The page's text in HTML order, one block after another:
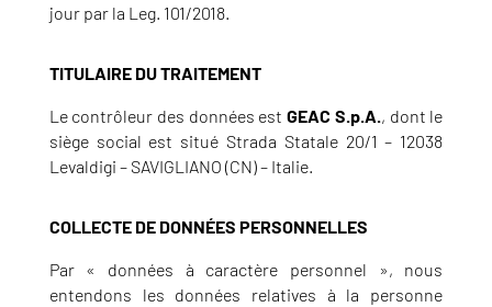
jour par la Leg. 101/2018.
TITULAIRE DU TRAITEMENT
Le contrôleur des données estGEAC S.p.A. , dont le
siège social est situé Strada Statale 20/1 – 12038
Levaldigi – SAVIGLIANO (CN) – Italie.
COLLECTE DE DONNÉES PERSONNELLES
Par « données à caractère personnel », nous
entendons les données relatives à la personne